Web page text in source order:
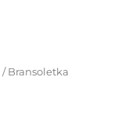
/ Bransoletka